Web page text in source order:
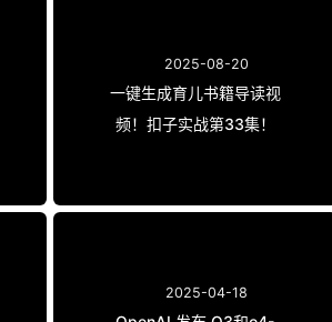
2025-08-20
一键生成育儿书籍导读视
频！扣子实战第33集！
2025-04-18